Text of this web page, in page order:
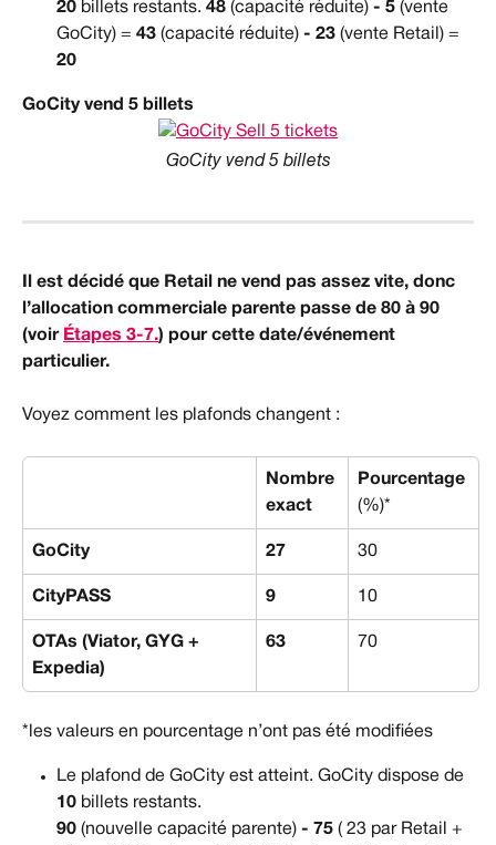
20 billets restants. 48 (capacité réduite) - 5 (vente
GoCity) = 43 (capacité réduite) - 23 (vente Retail) =
20
GoCity vend 5 billets
GoCity vend 5 billets
Il est décidé que Retail ne vend pas assez vite, donc
l’allocation commerciale parente passe de 80 à 90
(voir Étapes 3-7.) pour cette date/événement
particulier.
Voyez comment les plafonds changent :
Nombre
exact
Pourcentage
(%)*
GoCity 27 30
CityPASS 9 10
OTAs (Viator, GYG +
Expedia)
63 70
*les valeurs en pourcentage n’ont pas été modifiées
Le plafond de GoCity est atteint. GoCity dispose de
10 billets restants.
90 (nouvelle capacité parente) - 75 ( 23 par Retail +